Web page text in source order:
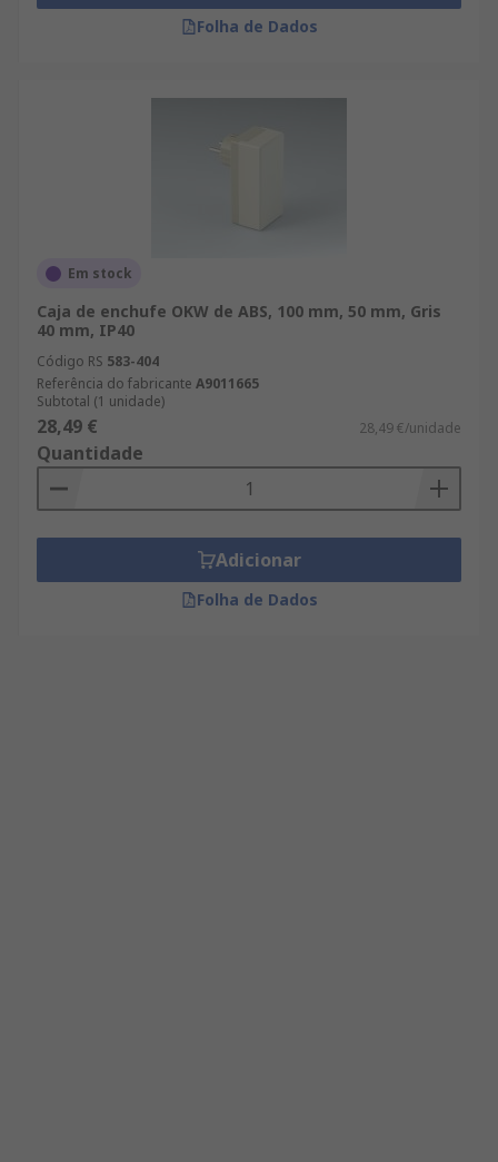
Folha de Dados
Em stock
Caja de enchufe OKW de ABS, 100 mm, 50 mm, Gris
40 mm, IP40
Código RS 583-404
Referência do fabricante A9011665
Subtotal (1 unidade)
28,49 € 28,49 €/unidade
Quantidade
Adicionar
Folha de Dados